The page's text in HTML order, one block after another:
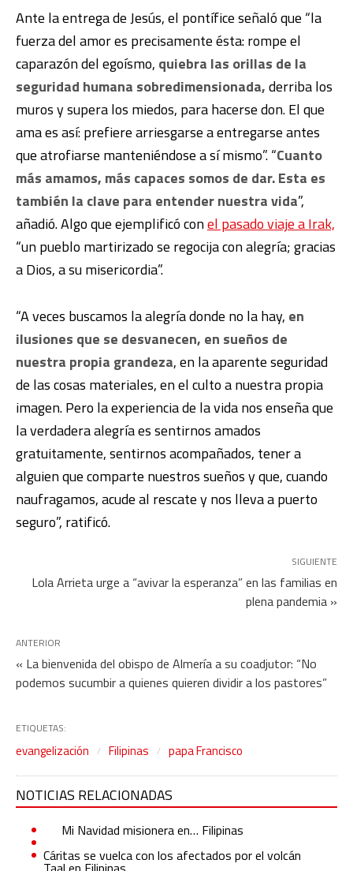
Ante la entrega de Jesús, el pontífice señaló que “la
fuerza del amor es precisamente ésta: rompe el
caparazón del egoísmo, quiebra las orillas de la
seguridad humana sobredimensionada,derriba los
muros y supera los miedos, para hacerse don. El que
ama es así: prefiere arriesgarse a entregarse antes
que atrofiarse manteniéndose a sí mismo”. “Cuanto
más amamos, más capaces somos de dar. Esta es
también la clave para entender nuestra vida”,
añadió. Algo que ejemplificó conel pasado viaje a Irak,
“un pueblo martirizado se regocija con alegría; gracias
a Dios, a su misericordia”.
“A veces buscamos la alegría donde no la hay, en
ilusiones que se desvanecen, en sueños de
nuestra propia grandeza, en la aparente seguridad
de las cosas materiales, en el culto a nuestra propia
imagen. Pero la experiencia de la vida nos enseña que
la verdadera alegría es sentirnos amados
gratuitamente, sentirnos acompañados, tener a
alguien que comparte nuestros sueños y que, cuando
naufragamos, acude al rescate y nos lleva a puerto
seguro”, ratificó.
SIGUIENTE
Lola Arrieta urge a “avivar la esperanza” en las familias en
plena pandemia »
ANTERIOR
« La bienvenida del obispo de Almería a su coadjutor: “No
podemos sucumbir a quienes quieren dividir a los pastores”
ETIQUETAS:
evangelización Filipinas papa Francisco
NOTICIAS RELACIONADAS
Mi Navidad misionera en… Filipinas
Cáritas se vuelca con los afectados por el volcán